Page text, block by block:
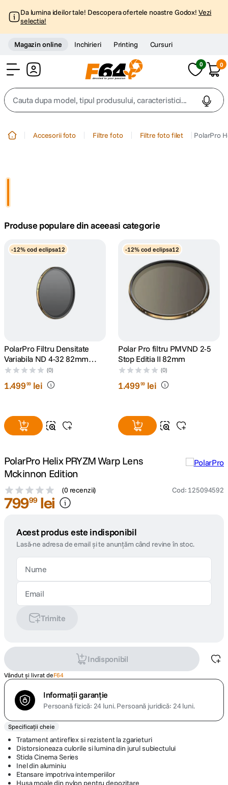
Da lumina ideilor tale! Descopera ofertele noastre Godox! Vezi
selectia!
Magazin online Inchirieri Printing Cursuri
0 0
Cauta dupa model, tipul produsului, caracteristici...
4. peak design
5. canon sx740 hs
lavaliera
card memorie
9. dji osmo
10 . insta 360
Accesorii foto Filtre foto Filtre foto filet PolarPro
Produse populare din aceeasi categorie
-12% cod eclipsa12
PolarPro Filtru Densitate
Variabila ND 4-32 82mm
Black Mist Peter McKinnon
Signature Edition II
(0)
1.49999 lei
-12% cod eclipsa12
Polar Pro filtru PMVND 2-5
Stop Editia II 82mm
(0)
1.49999 lei
PolarPro Helix PRYZM Warp Lens
Mckinnon Edition
(0 recenzii) Cod: 125094592
79999 lei
Acest produs este indisponibil
Lasă-ne adresa de email și te anunțăm când revine în stoc.
Trimite
Indisponibil
Vândut și livrat deF64
Informații garanție
Persoană fizică: 24 luni.Persoană juridică: 24 luni.
Specificații cheie
Tratament antireflex si rezistent la zgarieturi
Distorsioneaza culorile si lumina din jurul subiectului
Sticla Cinema Series
Inel din aluminiu
Etansare impotriva intemperiilor
Husa moale din nylon pentru depozitare